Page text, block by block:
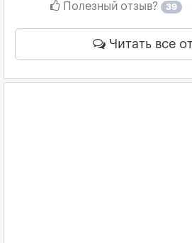
Полезный отзыв?
39
Читать все